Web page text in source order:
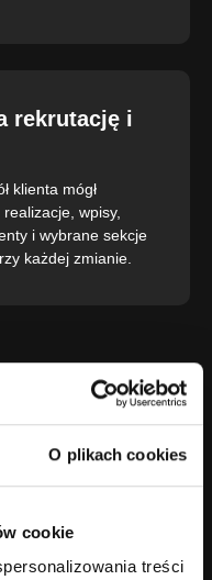
O plikach cookies
cookie
treści
rekrutację i
klienta mógł
wpisy,
i wybrane sekcje
każdej zmianie.
pytania –
Stargard
w